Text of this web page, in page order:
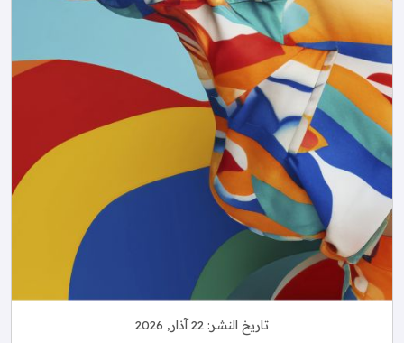
تاريخ النشر: 22 آذار, 2026